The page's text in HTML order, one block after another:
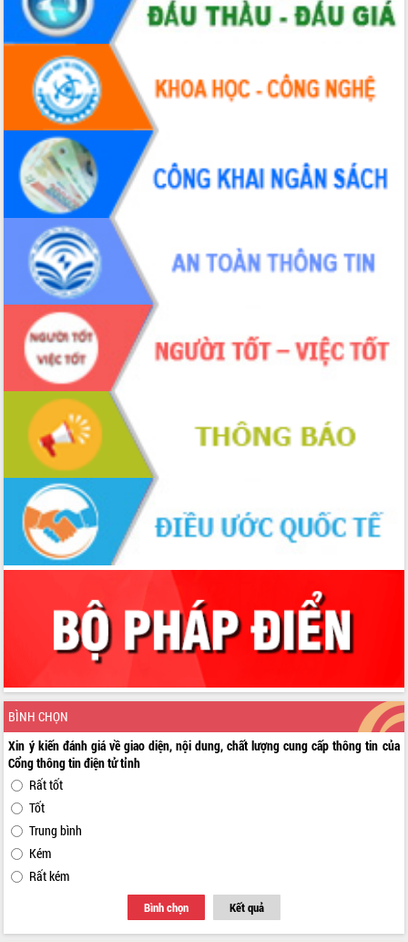
BÌNH CHỌN
Xin ý kiến đánh giá về giao diện, nội dung, chất lượng cung cấp thông tin của
Cổng thông tin điện tử tỉnh
Rất tốt
Tốt
Trung bình
Kém
Rất kém
Bình chọn Kết quả